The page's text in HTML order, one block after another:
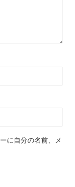
に自分の名前、メ